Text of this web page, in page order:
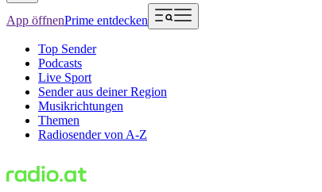
App öffnenPrime entdecken
Top Sender
Podcasts
Live Sport
Sender aus deiner Region
Musikrichtungen
Themen
Radiosender von A-Z